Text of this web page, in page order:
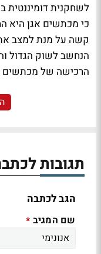
לשחקנית דומיננטית
כי מכתשים אגן היא
קשה על מנת למצב
הנחשב לשוק הגדול
הרכישה של מכתשים
תגובות
הגב לכתבה
שם המגיב *